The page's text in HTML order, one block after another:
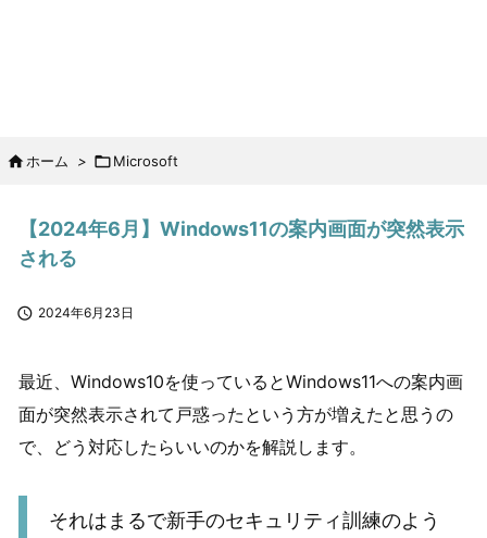
 ホーム > Microsoft
【2024年6月】Windows11の案内画面が突然表示
される
 2024年6月23日
最近、Windows10を使っているとWindows11への案内画
面が突然表示されて戸惑ったという方が増えたと思うの
で、どう対応したらいいのかを解説します。
それはまるで新手のセキュリティ訓練のよう